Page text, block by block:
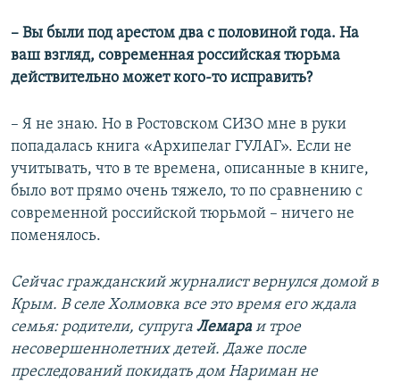
– Вы были под арестом два с половиной года. На
ваш взгляд, современная российская тюрьма
действительно может кого-то исправить?
– Я не знаю. Но в Ростовском СИЗО мне в руки
попадалась книга «Архипелаг ГУЛАГ». Если не
учитывать, что в те времена, описанные в книге,
было вот прямо очень тяжело, то по сравнению с
современной российской тюрьмой – ничего не
поменялось.
Сейчас гражданский журналист вернулся домой в
Крым. В селе Холмовка все это время его ждала
семья: родители, супруга Лемараи трое
несовершеннолетних детей. Даже после
преследований покидать дом Нариман не